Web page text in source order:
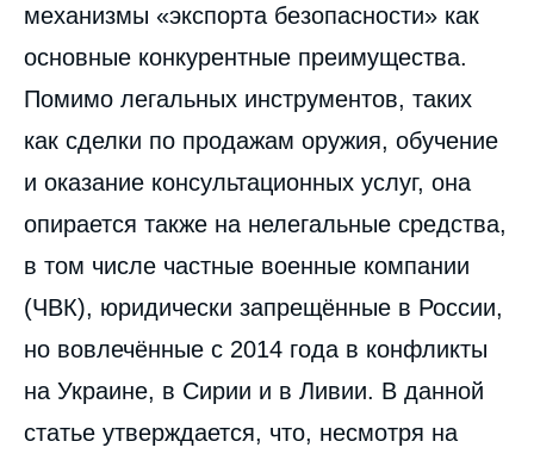
механизмы «экспорта безопасности» как
основные конкурентные преимущества.
Помимо легальных инструментов, таких
как сделки по продажам оружия, обучение
и оказание консультационных услуг, она
опирается также на нелегальные средства,
в том числе частные военные компании
(ЧВК), юридически запрещённые в России,
но вовлечённые с 2014 года в конфликты
на Украине, в Сирии и в Ливии. В данной
статье утверждается, что, несмотря на
de
couverture
de
la